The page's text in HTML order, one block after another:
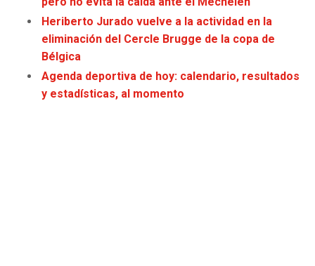
GIANTS
EAGLES
COMMANDERS
LAKERS
SUNS
KINGS
Heriberto Jurado vuelve a la actividad en la
eliminación del Cercle Brugge de la copa de
Bélgica
Agenda deportiva de hoy: calendario, resultados
y estadísticas, al momento